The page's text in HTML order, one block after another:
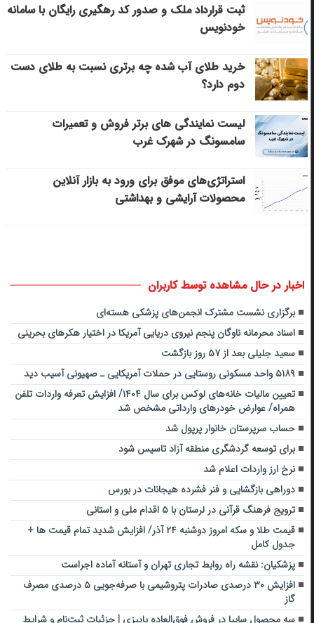
ثبت قرارداد ملک و صدور کد رهگیری رایگان با سامانه
خودنویس
خرید طلای آب شده چه برتری نسبت به طلای دست
دوم دارد؟
لیست نمایندگی های برتر فروش و تعمیرات
سامسونگ در شهرک غرب
استراتژی‌های موفق برای ورود به بازار آنلاین
محصولات آرایشی و بهداشتی
اخبار در حال مشاهده توسط کاربران
برگزاری نشست‌ مشترک انجمن‌های پزشکی هسته‌ای
اسناد محرمانه ناوگان پنجم نیروی دریایی آمریکا در اختیار هکرهای بحرینی
سعید جلیلی بعد از ۵۷ روز بازگشت
۵۱۸۹ واحد مسکونی روستایی در حملات آمریکایی ـ صهیونی آسیب دید
تعیین مالیات خانه‌های لوکس برای سال ۱۴۰۴/ افزایش تعرفه واردات تلفن
همراه/ عوارض خودرهای وارداتی مشخص شد
حساب سرپرستان خانوار پرپول شد
برای توسعه گردشگری منطقه آزاد تاسیس شود
نرخ ارز واردات اعلام شد
دوراهی بازگشایی و فنر فشرده هیجانات در بورس
ترویج فرهنگ قرآنی در لرستان با ۵ اقدام ملی و استانی
قیمت طلا و سکه امروز دوشنبه ۲۴ آذر/ افزایش شدید تمام قیمت ها +
جدول کامل
پزشکیان: نقشه راه روابط تجاری تهران و آستانه آماده اجراست
افزایش ۳۰ درصدی صادرات پتروشیمی با صرفه‌جویی ۵ درصدی مصرف
گاز
سه محصول سایپا در فروش فوق‌العاده پاییزی | جزئیات ثبت‌نام و شرایط